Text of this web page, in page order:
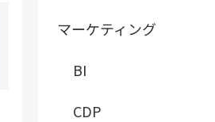
マーケティング
BI
CDP